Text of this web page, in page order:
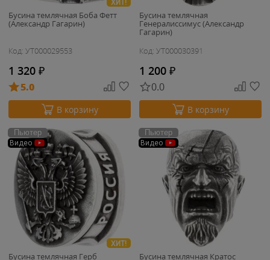
ХИТ!
Бусина темлячная Боба Фетт
(Александр Гагарин)
Код: УТ000029553
1 320 ₽
5.0
В корзину
Бусина темлячная
Генералиссимус (Александр
Гагарин)
Код: УТ000030391
1 200 ₽
0.0
В корзину
Пьютер
Видео
ХИТ!
Бусина темлячная Герб
Пьютер
Видео
Бусина темлячная Кратос